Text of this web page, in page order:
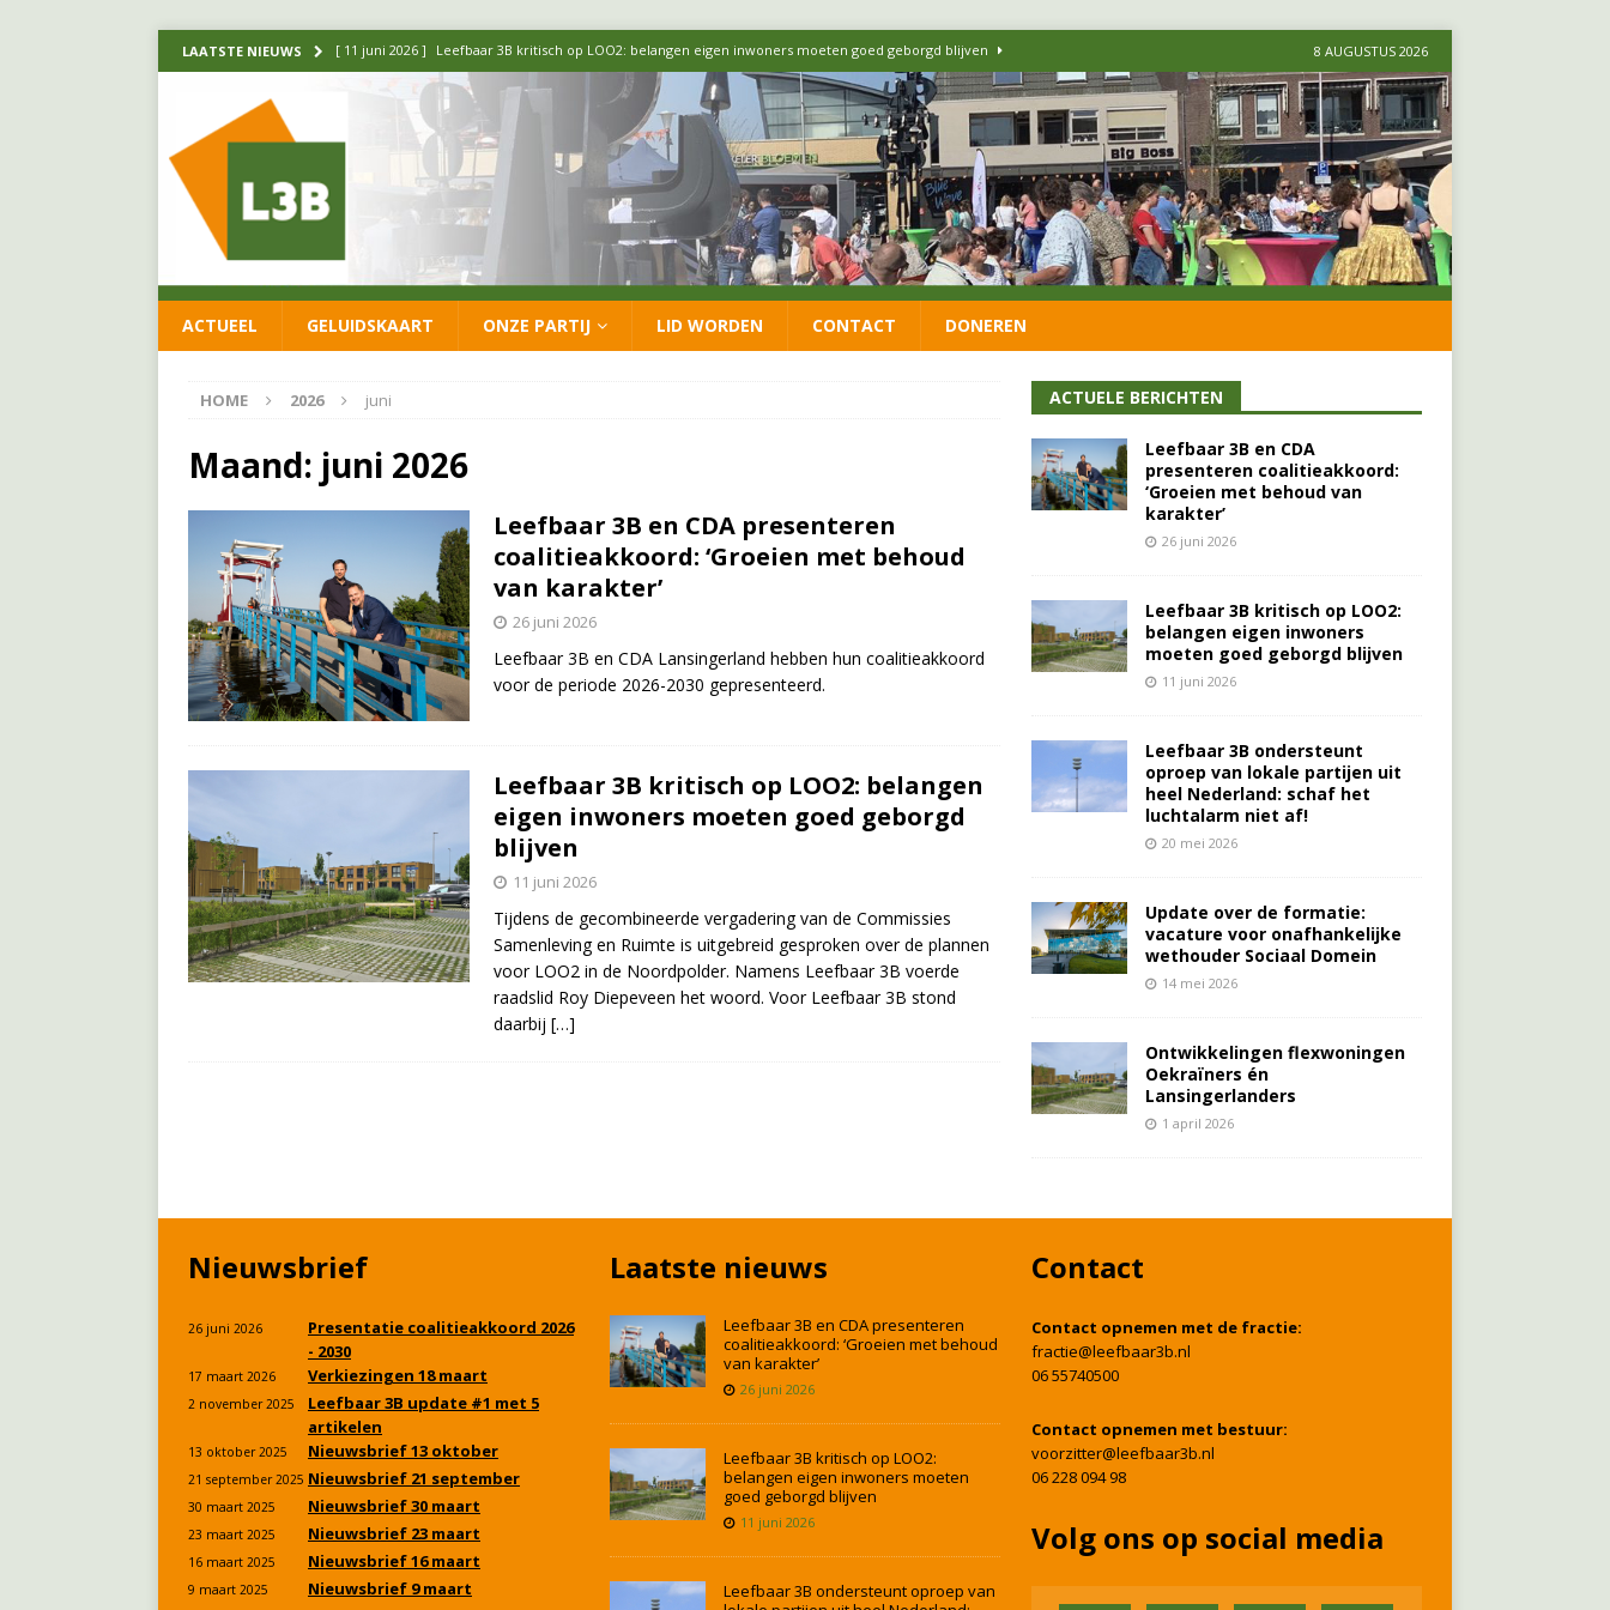
LAATSTE NIEUWS [ 11 juni 2026 ] Leefbaar 3B kritisch op LOO2: belangen eigen inwoners moeten goed geborgd blijven
[ 20 mei 2026 ] Leefbaar 3B ondersteunt oproep van lokale partijen uit heel Nederland: schaf het
luchtalarm niet af! FRACTIE
[ 14 mei 2026 ] Update over de formatie: vacature voor onafhankelijke wethouder Sociaal Domein
[ 26 juni 2026 ] Leefbaar 3B en CDA presenteren coalitieakkoord: ‘Groeien met behoud van karakter’
8 AUGUSTUS 2026
ACTUEEL GELUIDSKAART ONZE PARTIJ LID WORDEN CONTACT DONEREN
HOME 2026 juni
Maand: juni 2026
Leefbaar 3B en CDA presenteren
coalitieakkoord: ‘Groeien met behoud
van karakter’
26 juni 2026
Leefbaar 3B en CDA Lansingerland hebben hun coalitieakkoord
voor de periode 2026-2030 gepresenteerd.
Leefbaar 3B kritisch op LOO2: belangen
eigen inwoners moeten goed geborgd
blijven
11 juni 2026
Tijdens de gecombineerde vergadering van de Commissies
Samenleving en Ruimte is uitgebreid gesproken over de plannen
voor LOO2 in de Noordpolder. Namens Leefbaar 3B voerde
raadslid Roy Diepeveen het woord. Voor Leefbaar 3B stond
daarbij […]
ACTUELE BERICHTEN
Leefbaar 3B en CDA
presenteren coalitieakkoord:
‘Groeien met behoud van
karakter’
26 juni 2026
Leefbaar 3B kritisch op LOO2:
belangen eigen inwoners
moeten goed geborgd blijven
11 juni 2026
Leefbaar 3B ondersteunt
oproep van lokale partijen uit
heel Nederland: schaf het
luchtalarm niet af!
20 mei 2026
Update over de formatie:
vacature voor onafhankelijke
wethouder Sociaal Domein
14 mei 2026
Ontwikkelingen flexwoningen
Oekraïners én
Lansingerlanders
1 april 2026
Nieuwsbrief
26 juni 2026
Presentatie coalitieakkoord 2026
- 2030
17 maart 2026 Verkiezingen 18 maart
2 november 2025
Leefbaar 3B update #1 met 5
artikelen
13 oktober 2025 Nieuwsbrief 13 oktober
21 september 2025 Nieuwsbrief 21 september
30 maart 2025 Nieuwsbrief 30 maart
23 maart 2025 Nieuwsbrief 23 maart
16 maart 2025 Nieuwsbrief 16 maart
9 maart 2025 Nieuwsbrief 9 maart
Laatste nieuws
Leefbaar 3B en CDA presenteren
coalitieakkoord: ‘Groeien met behoud
van karakter’
26 juni 2026
Leefbaar 3B kritisch op LOO2:
belangen eigen inwoners moeten
goed geborgd blijven
11 juni 2026
Leefbaar 3B ondersteunt oproep van
Contact
Contact opnemen met de fractie:
fractie@leefbaar3b.nl
06 55740500
Contact opnemen met bestuur:
voorzitter@leefbaar3b.nl
06 228 094 98
Volg ons op social media